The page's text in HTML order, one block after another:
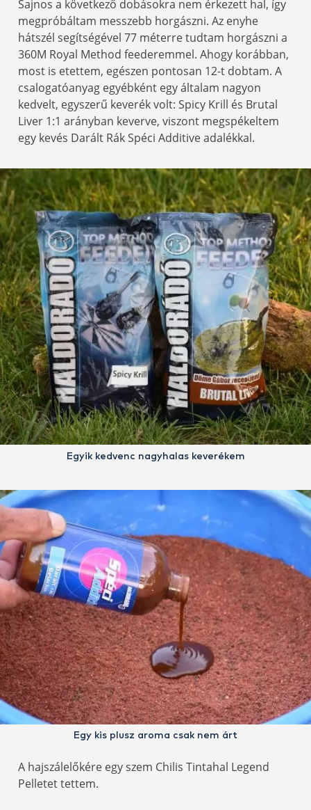
Sajnos a következő dobásokra nem érkezett hal, így
megpróbáltam messzebb horgászni. Az enyhe
hátszél segítségével 77 méterre tudtam horgászni a
360M Royal Method feederemmel. Ahogy korábban,
most is etettem, egészen pontosan 12-t dobtam. A
csalogatóanyag egyébként egy általam nagyon
kedvelt, egyszerű keverék volt: Spicy Krill és Brutal
Liver 1:1 arányban keverve, viszont megspékeltem
egy kevés Darált Rák Spéci Additive adalékkal.
Egyik kedvenc nagyhalas keverékem
Egy kis plusz aroma csak nem árt
A hajszálelőkére egy szem Chilis Tintahal Legend
Pelletet tettem.